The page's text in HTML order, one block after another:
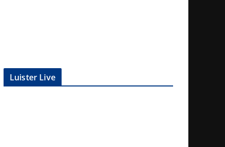
Luister Live